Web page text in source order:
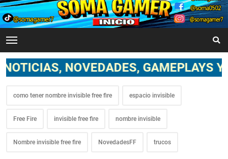
GAMEPLAYS Y TODO LO
como tener nombre invisible free fire espacio invisible
Free Fire invisible free fire nombre invisible
Nombre invisible free fire NovedadesFF trucos